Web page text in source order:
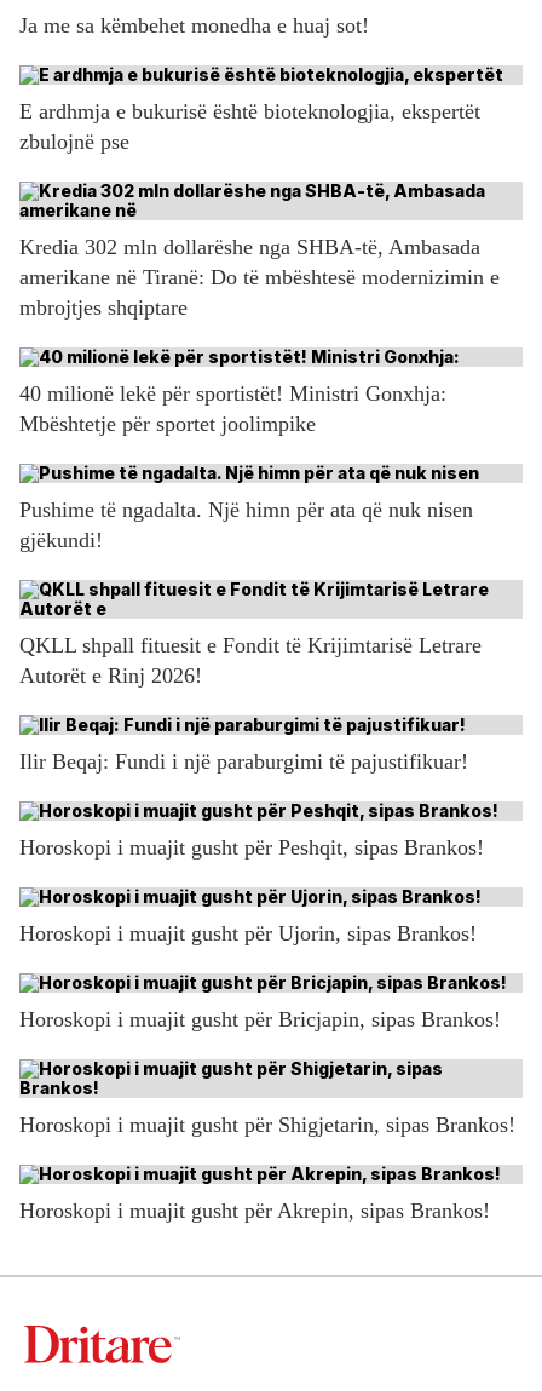
Ja me sa këmbehet monedha e huaj sot!
E ardhmja e bukurisë është bioteknologjia, ekspertët
zbulojnë pse
Kredia 302 mln dollarëshe nga SHBA-të, Ambasada
amerikane në Tiranë: Do të mbështesë modernizimin e
mbrojtjes shqiptare
40 milionë lekë për sportistët! Ministri Gonxhja:
Mbështetje për sportet joolimpike
Pushime të ngadalta. Një himn për ata që nuk nisen
gjëkundi!
QKLL shpall fituesit e Fondit të Krijimtarisë Letrare
Autorët e Rinj 2026!
Ilir Beqaj: Fundi i një paraburgimi të pajustifikuar!
Horoskopi i muajit gusht për Peshqit, sipas Brankos!
Horoskopi i muajit gusht për Ujorin, sipas Brankos!
Horoskopi i muajit gusht për Bricjapin, sipas Brankos!
Horoskopi i muajit gusht për Shigjetarin, sipas Brankos!
Horoskopi i muajit gusht për Akrepin, sipas Brankos!